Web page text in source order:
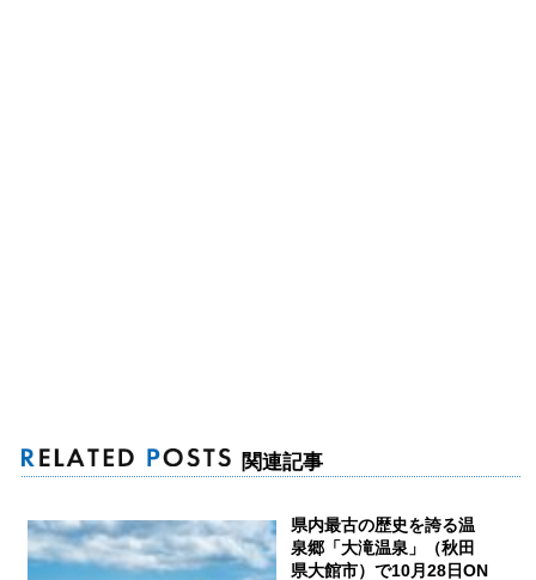
関連記事
県内最古の歴史を誇る温
泉郷「大滝温泉」（秋田
県大館市）で10月28日ON